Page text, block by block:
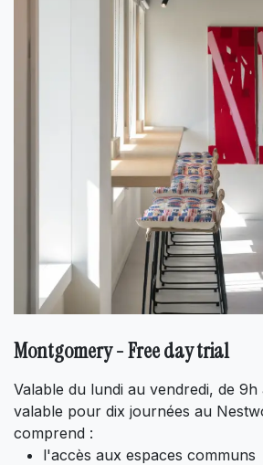
Montgomery - Free day trial
Valable du lundi au vendredi, de 9h
valable pour dix journées au
comprend :
l'accès aux espaces communs